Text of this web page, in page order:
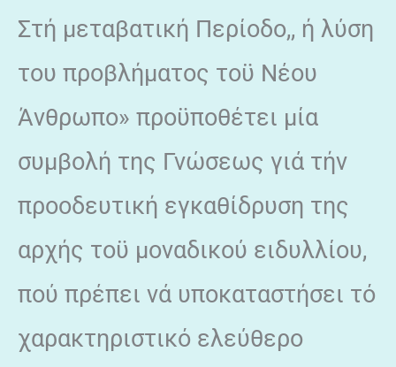
Στή μεταβατική Περίοδο,, ή λύση
του προβλήματος τοϋ Νέου
Άνθρωπο» προϋποθέτει μία
συμβολή της Γνώσεως γιά τήν
προοδευτική εγκαθίδρυση της
αρχής τοϋ μοναδικού ειδυλλίου,
πού πρέπει νά υποκαταστήσει τό
χαρακτηριστικό ελεύθερο